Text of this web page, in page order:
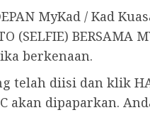
MyKad / Kad
(SELFIE) BERSAMA
berkenaan.
telah diisi dan klik
akan dipaparkan.